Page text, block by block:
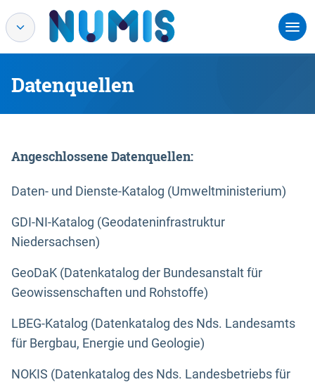
Datenquellen
Angeschlossene Datenquellen:
Daten- und Dienste-Katalog (Umweltministerium)
GDI-NI-Katalog (Geodateninfrastruktur
Niedersachsen)
GeoDaK (Datenkatalog der Bundesanstalt für
Geowissenschaften und Rohstoffe)
LBEG-Katalog (Datenkatalog des Nds. Landesamts
für Bergbau, Energie und Geologie)
NOKIS (Datenkatalog des Nds. Landesbetriebs für